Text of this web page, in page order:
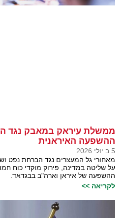
ממשלת עיראק במאבק נגד
ההשפעה האיראנית
5 ב יולי 2026
מאחורי גל המעצרים נגד הברחת נפט
על שליטה במדינה, פירוק מוקדי כוח
ההשפעה של איראן וארה"ב בבגדאד.
לקריאה >>